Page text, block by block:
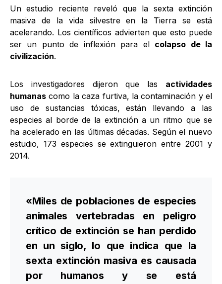
Un estudio reciente reveló que la sexta extinción
masiva de la vida silvestre en la Tierra se está
acelerando. Los científicos advierten que esto puede
ser un punto de inflexión para el colapso de la
civilización.
Los investigadores dijeron que las actividades
humanas como la caza furtiva, la contaminación y el
uso de sustancias tóxicas, están llevando a las
especies al borde de la extinción a un ritmo que se
ha acelerado en las últimas décadas. Según el nuevo
estudio, 173 especies se extinguieron entre 2001 y
2014.
«Miles de poblaciones de especies
animales vertebradas en peligro
crítico de extinción se han perdido
en un siglo, lo que indica que la
sexta extinción masiva es causada
por humanos y se está